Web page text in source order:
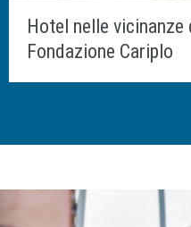
Hotel nelle
Fondazione Cariplo